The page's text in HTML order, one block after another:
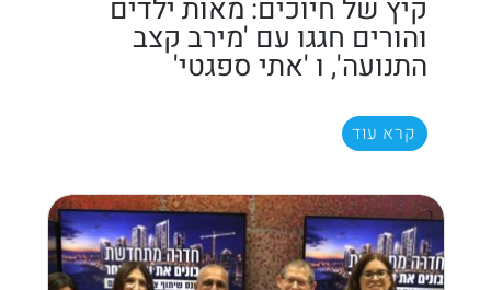
קיץ של חיוכים: מאות ילדים
והורים חגגו עם 'מירב קצב
התנועה', ו 'אתי ספגטי'
קרא עוד